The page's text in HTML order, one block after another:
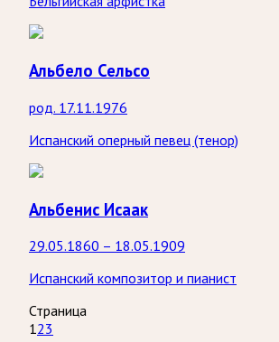
Альбело Сельсо
род. 17.11.1976
Испанский оперный певец (тенор)
Альбенис Исаак
29.05.1860 – 18.05.1909
Испанский композитор и пианист
Страница
123